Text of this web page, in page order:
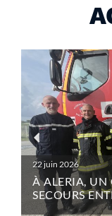
22 juin 2026
À ALERIA, UN
SECOURS
NOUVELLE